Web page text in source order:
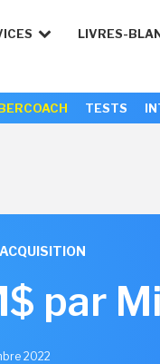
LIVRES-
TESTS
ACQUISITION
par
2022